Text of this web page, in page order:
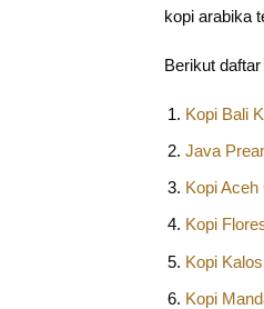
kopi arabika
Berikut
Kopi Bali
Java
Kopi Aceh
Kopi
Kopi
Kopi